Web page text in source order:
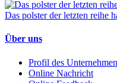
Das polster der letzten reihe
Über uns
Profil des
Online Nachricht